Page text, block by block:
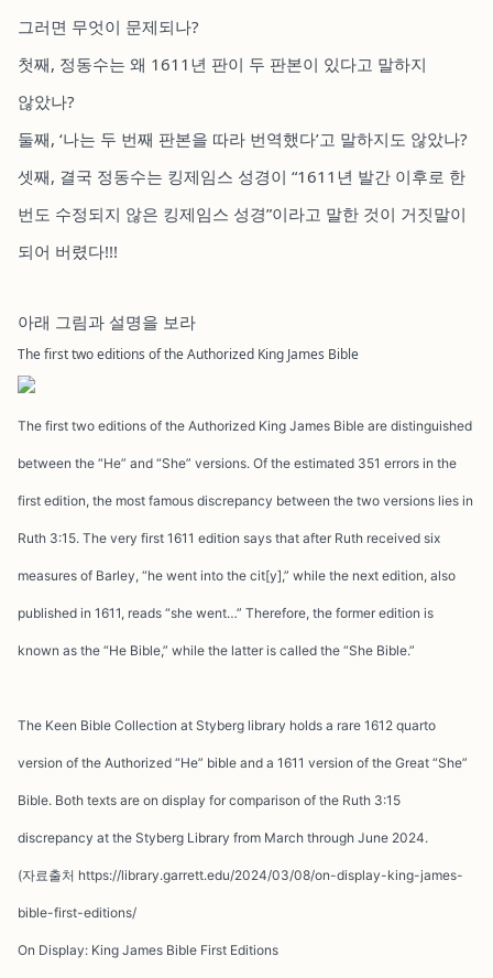
그러면 무엇이 문제되나?
첫째, 정동수는 왜 1611년 판이 두 판본이 있다고 말하지
않았나?
둘째, ‘나는 두 번째 판본을 따라 번역했다’고 말하지도 않았나?
셋째, 결국 정동수는 킹제임스 성경이 “1611년 발간 이후로 한
번도 수정되지 않은 킹제임스 성경”이라고 말한 것이 거짓말이
되어 버렸다!!!
아래 그림과 설명을 보라
The first two editions of the Authorized King James Bible
The first two editions of the Authorized King James Bible are distinguished
between the “He” and “She” versions. Of the estimated 351 errors in the
first edition, the most famous discrepancy between the two versions lies in
Ruth 3:15. The very first 1611 edition says that after Ruth received six
measures of Barley, “he went into the cit[y],” while the next edition, also
published in 1611, reads “she went…” Therefore, the former edition is
known as the “He Bible,” while the latter is called the “She Bible.”
The Keen Bible Collection at Styberg library holds a rare 1612 quarto
version of the Authorized “He” bible and a 1611 version of the Great “She”
Bible. Both texts are on display for comparison of the Ruth 3:15
discrepancy at the Styberg Library from March through June 2024.
(자료출처 https://library.garrett.edu/2024/03/08/on-display-king-james-
bible-first-editions/
On Display: King James Bible First Editions